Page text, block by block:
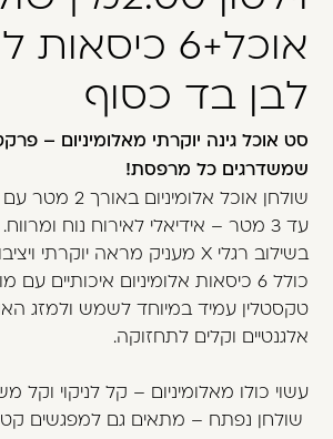
משתמש חדש/אורח
דאגנו לכם ליצירת חשבון קלה
המשיכו למילוי פרטיכם ותוכלו
משתמש רשום כבר
אוכל+6
לבן בד כסוף
סט אוכל גינה יוקרתי מאלומיניום –
שמשדרגים כל מרפסת!
שולחן אוכל
עד 3 מטר – אידיאלי לאירוח נוח
בשילוב רגלי X מעניק מראה יוקרתי ויציבות גבוהה.
כולל 6 כיסאות אלומיניום
טקסטלין עמיד במיוחד לשמש ולמזג
אלגנטיים וקלים לתחזוקה.
עשוי כולו מאלומיניום – קל לניקוי וקל
שולחן נפתח – מתאים גם למפגשים